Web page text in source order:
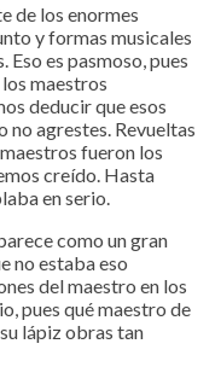
de los enormes
y formas musicales
Eso es pasmoso, pues
maestros
deducir que esos
no agrestes. Revueltas
fueron los
creído. Hasta
en serio.
como un gran
no estaba eso
del maestro en los
pues qué maestro de
lápiz obras tan